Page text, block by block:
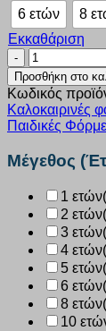
6 ετών
8
Εκκαθάριση
Σετ
αγόρι
Joyce
“Letters”
λευκό
2614131
ποσότητα
Προσθήκη στο
Κωδικός
Καλοκαιρινές
Παιδικές
Μέγεθος
1 ετών
2 ετών
3 ετών
4 ετών
5 ετών
6 ετών
8 ετών
10